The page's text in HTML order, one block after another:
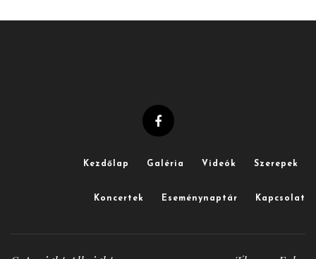
Kezdőlap Galéria Videók Szerepek
Koncertek Eseménynaptár Kapcsolat